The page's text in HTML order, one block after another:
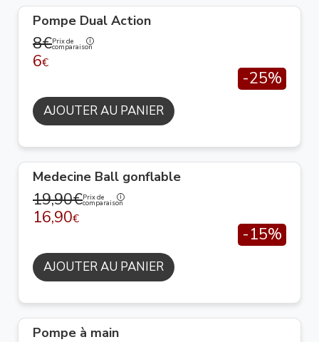
Pompe Dual Action
8€Prix de
comparaison
6€
-25%
AJOUTER AU PANIER
Medecine Ball gonflable
19,90€Prix de
comparaison
16,90€
-15%
AJOUTER AU PANIER
Pompe à main